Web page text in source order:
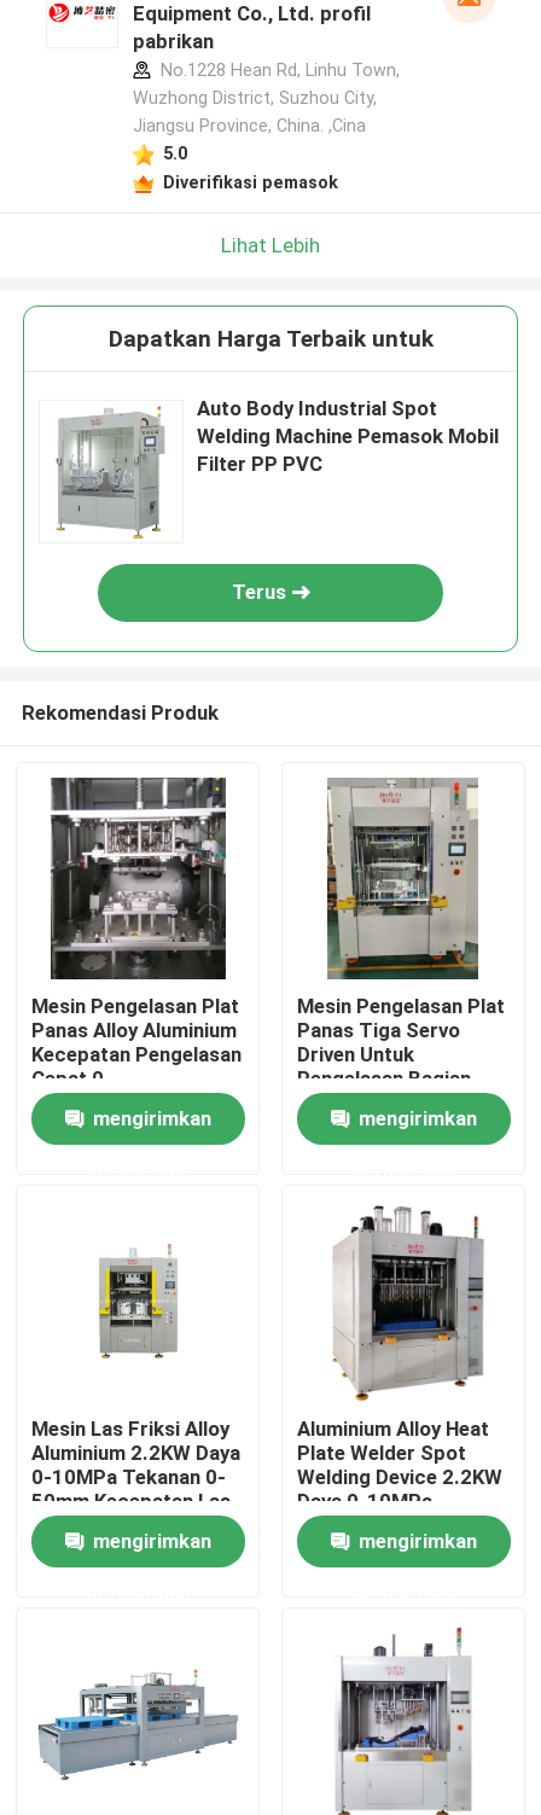
Rumah
Tentang kita
Wisata pabrik
Kontrol kualitas
Hubungi kami
Mesin las pelat panas
Equipment Co., Ltd. profil
pabrikan
No.1228 Hean Rd, Linhu Town,
Wuzhong District, Suzhou City,
Jiangsu Province, China. ,Cina
5.0
Diverifikasi pemasok
Lihat Lebih
Dapatkan Harga Terbaik untuk
Auto Body Industrial Spot
Welding Machine Pemasok Mobil
Filter PP PVC
Terus
Rekomendasi Produk
Mesin Pengelasan Plat
Panas Alloy Aluminium
Kecepatan Pengelasan
Cepat 0-
3000mm/menit Dingin
udara mengirimkan
Mesin Pengelasan Plat
Panas Tiga Servo
Driven Untuk
Pengelasan Bagian
Otomotif
mengirimkan
Mesin Las Friksi Alloy
Aluminium 2.2KW Daya
0-10MPa Tekanan 0-
50mm Kecepatan Las
mengirimkan
Aluminium Alloy Heat
Plate Welder Spot
Welding Device 2.2KW
Daya 0-10MPa
Tekanan 0-3000mm
Panjangmengirimkan